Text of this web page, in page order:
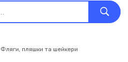
Фляги, пляшки та шейкери